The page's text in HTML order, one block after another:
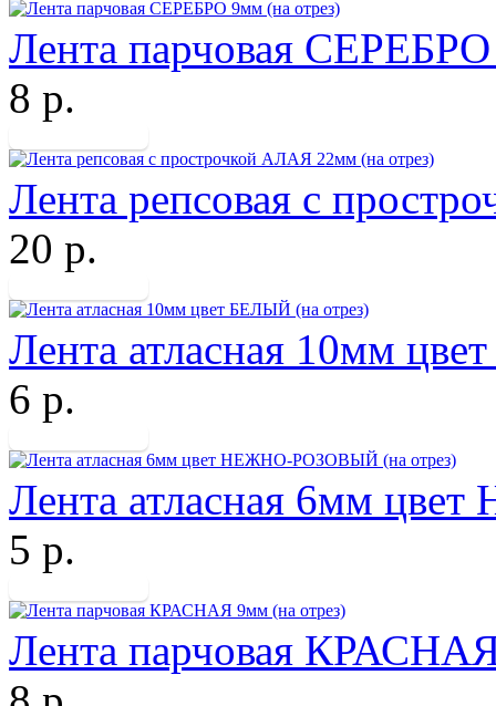
Лента парчовая
8 р.
Лента репсовая с
20 р.
Лента атласная 10мм
6 р.
Лента атласная 6мм
5 р.
Лента парчовая